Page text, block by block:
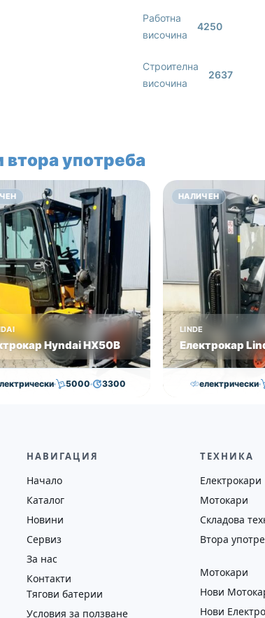
Работна
височина
4250
Строителна
височина
2637
втора употреба
Hyndai HX50B
5000 3300
2018 втора употреба
НАЛИЧЕН
LINDE
Електрокар
електрически
2019
НАВИГАЦИЯ
Начало
Каталог
Новини
Сервиз
За нас
Контакти
Тягови батерии
Условия за ползване
ТЕХНИКА
Електрокари
Мотокари
Складова
Втора
Мотокари
Нови
Нови